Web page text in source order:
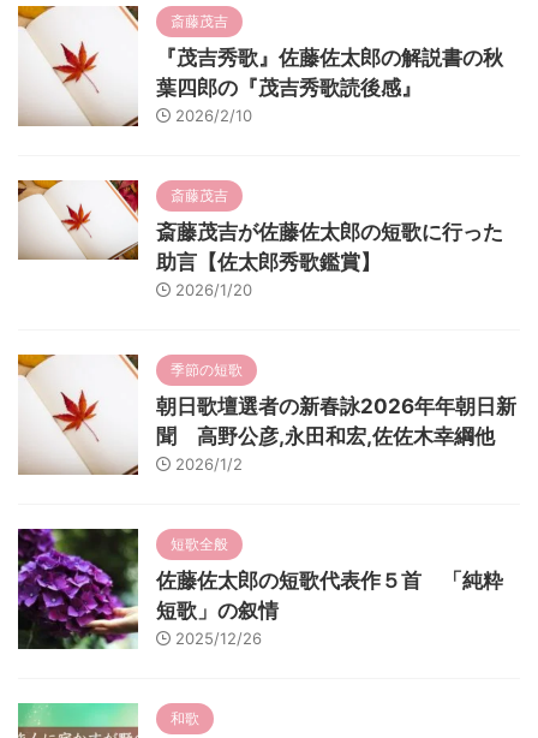
斎藤茂吉
『茂吉秀歌』佐藤佐太郎の解説書の秋
葉四郎の『茂吉秀歌読後感』
2026/2/10
斎藤茂吉
斎藤茂吉が佐藤佐太郎の短歌に行った
助言【佐太郎秀歌鑑賞】
2026/1/20
季節の短歌
朝日歌壇選者の新春詠2026年年朝日新
聞 高野公彦,永田和宏,佐佐木幸綱他
2026/1/2
短歌全般
佐藤佐太郎の短歌代表作５首 「純粋
短歌」の叙情
2025/12/26
和歌